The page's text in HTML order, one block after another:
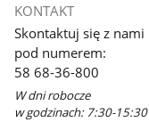
KONTAKT
Skontaktuj się z nami
pod numerem:
58 68-36-800
W dni robocze
w godzinach: 7:30-15:30